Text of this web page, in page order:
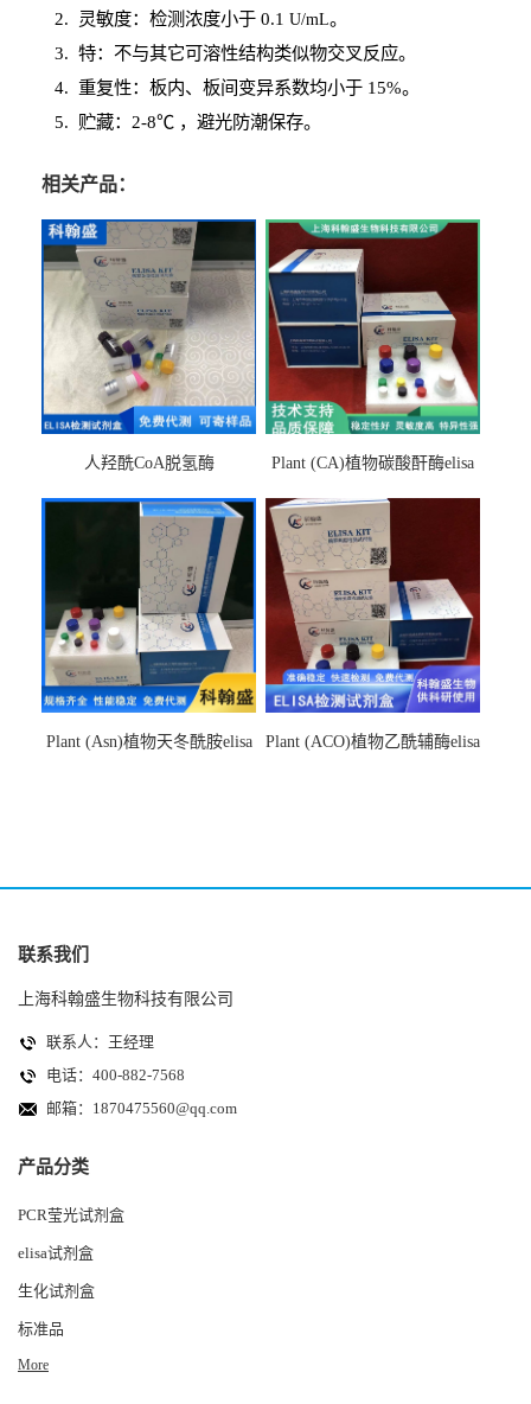
2. 灵敏度：检测浓度小于0.1 U/mL。
3. 特：不与其它可溶性结构类似物交叉反应。
4. 重复性：板内、板间变异系数均小于15%。
5. 贮藏：2-8℃ ，避光防潮保存。
相关产品：
人羟酰CoA脱氢酶
Plant (CA)植物碳酸酐酶elisa
Plant (Asn)植物天冬酰胺elisa
Plant (ACO)植物乙酰辅酶elisa
联系我们
上海科翰盛生物科技有限公司
联系人：王经理
电话：400-882-7568
邮箱： 1870475560@qq.com
产品分类
PCR莹光试剂盒
elisa试剂盒
生化试剂盒
标准品
More